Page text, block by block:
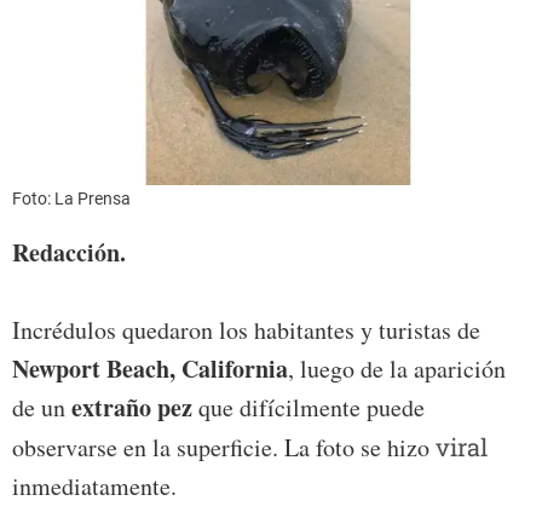
Foto: La Prensa
Redacción.
Incrédulos quedaron los habitantes y turistas de
Newport Beach, California, luego de la aparición
de unextraño pezque difícilmente puede
observarse en la superficie. La foto se hizoviral
inmediatamente.